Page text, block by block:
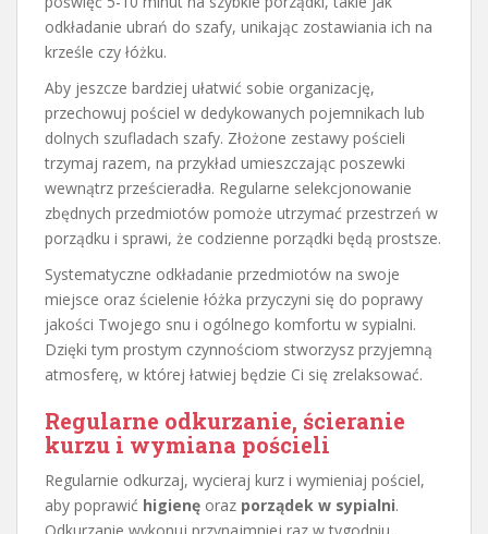
odkładanie ubrań do szafy, unikając zostawiania ich na
krześle czy łóżku.
Aby jeszcze bardziej ułatwić sobie organizację,
przechowuj pościel w dedykowanych pojemnikach lub
dolnych szufladach szafy. Złożone zestawy pościeli
trzymaj razem, na przykład umieszczając poszewki
wewnątrz prześcieradła. Regularne selekcjonowanie
zbędnych przedmiotów pomoże utrzymać przestrzeń w
porządku i sprawi, że codzienne porządki będą prostsze.
Systematyczne odkładanie przedmiotów na swoje
miejsce oraz ścielenie łóżka przyczyni się do poprawy
jakości Twojego snu i ogólnego komfortu w sypialni.
Dzięki tym prostym czynnościom stworzysz przyjemną
atmosferę, w której łatwiej będzie Ci się zrelaksować.
Regularne odkurzanie, ścieranie
kurzu i wymiana pościeli
Regularnie odkurzaj, wycieraj kurz i wymieniaj pościel,
aby poprawić higienę oraz porządek w sypialni.